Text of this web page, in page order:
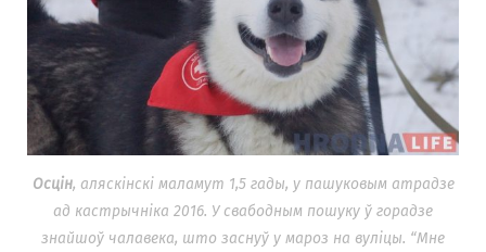
Осцін, аляскінскі маламут 1,5 гады, у пашуковым атрадзе
ад кастрычніка 2016. У свабодным пошуку ў горадзе
знайшоў чалавека, што заснуў у мароз на вуліцы. “Мне